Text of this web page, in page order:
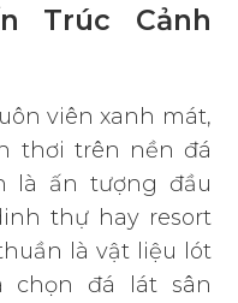
Trúc Cảnh
viên xanh mát,
thơi trên nền đá
là ấn tượng đầu
thự hay resort
là vật liệu lót
chọn đá lát sân